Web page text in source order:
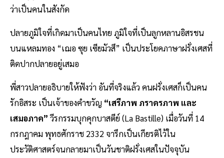
ว่าเป็นคนในสังกัด
ปลายภูมิใจที่เกิดมาเป็นคนไทย ภูมิใจที่เป็นลูกหลานอิสรชน
บนแหลมทอง “เฌอ ซุย เซียมัวสึ” เป็นประโยคภาษาฝรั่งเศสที่
ติดปากปลายอยู่เสมอ
พี่สาวปลายอธิบายให้ฟังว่า อันที่จริงแล้ว คนฝรั่งเศสก็เป็นคน
รักอิสระ เป็นเจ้าของคำขวัญ “เสรีภาพ ภราดรภาพ และ
เสมอภาค”วีรกรรมบุกคุกบาสตีย์ (La Bastille) เมื่อวันที่ 14
กรกฎาคม พุทธศักราช 2332 จารึกเป็นเกียรติไว้ใน
ประวัติศาสตร์จนกลายมาเป็นวันชาติฝรั่งเศสในปัจจุบัน